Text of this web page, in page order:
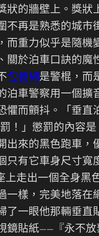
的牆壁上。獎
再是熟悉的城
重力似乎是隨
於泊車口訣的
包養網是警棍，而
車警察用一個
而顫抖。「垂
！」懲罰的內容
來的黑色跑車
有它車身尺寸寬
走出一個全身
樣，完美地落
一眼他那輛垂
貼紙——『永不